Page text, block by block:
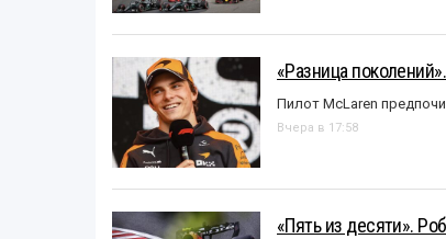
«Разница
Пилот McLaren
Вчера в 17:58
«Пять из десяти».